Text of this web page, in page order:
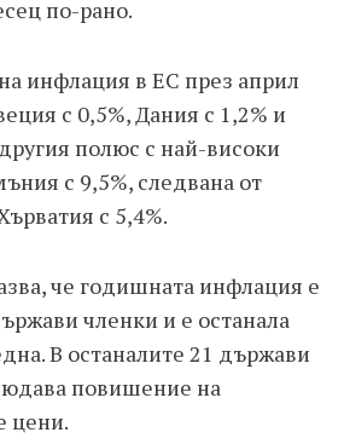
по-рано.
инфлация в ЕС през април
с 0,5%, Дания с 1,2% и
полюс с най-високи
с 9,5%, следвана от
с 5,4%.
че годишната инфлация е
членки и е останала
В останалите 21 държави
повишение на
цени.